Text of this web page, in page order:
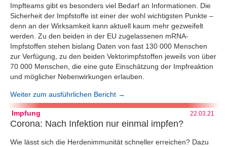
Impfteams gibt es besonders viel Bedarf an Informationen. Die
Sicherheit der Impfstoffe ist einer der wohl wichtigsten Punkte –
denn an der Wirksamkeit kann aktuell kaum mehr gezweifelt
werden. Zu den beiden in der EU zugelassenen mRNA-
Impfstoffen stehen bislang Daten von fast 130 000 Menschen
zur Verfügung, zu den beiden Vektorimpfstoffen jeweils von über
70 000 Menschen, die eine gute Einschätzung der Impfreaktion
und möglicher Nebenwirkungen erlauben.
Weiter zum ausführlichen Bericht →
Impfung 22.03.21
Corona: Nach Infektion nur einmal impfen?
Wie lässt sich die Herdenimmunität schneller erreichen? Dazu